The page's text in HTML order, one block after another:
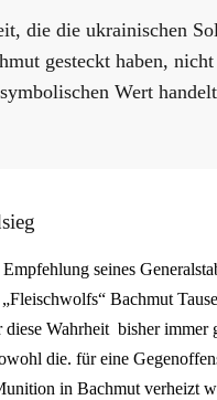
die die ukrainischen
gesteckt haben,
Wert
seines
Bachmut
Wahrheit bisher immer
die. für eine
in Bachmut verheizt